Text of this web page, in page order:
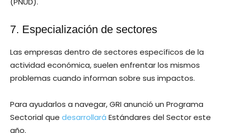
7. Especialización de sectores
Las empresas dentro de sectores específicos de la
actividad económica, suelen enfrentar los mismos
problemas cuando informan sobre sus impactos.
Para ayudarlos a navegar, GRI anunció un Programa
Sectorial que desarrollará Estándares del Sector este
año.